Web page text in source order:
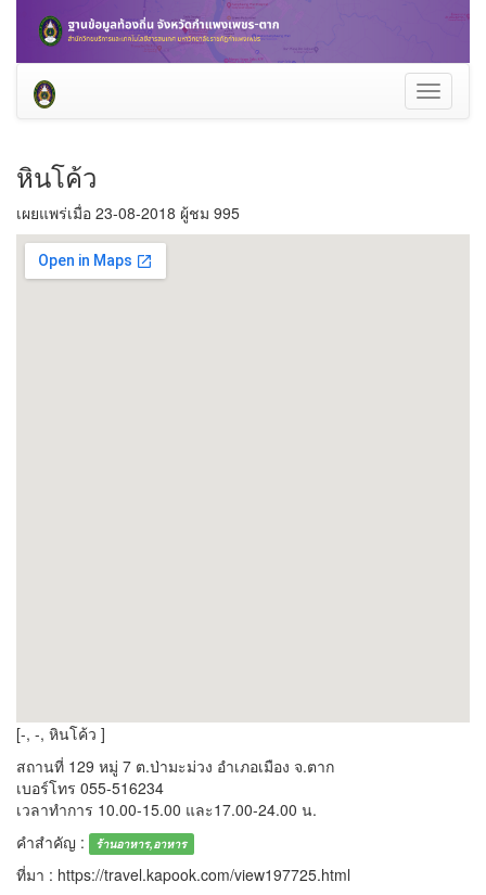
Toggle
หินโค้ว
เผยแพร่เมื่อ 23-08-2018 ผู้ชม 995
[-, -, หินโค้ว ]
สถานที่ 129 หมู่ 7 ต.ป่ามะม่วง อำเภอเมือง จ.ตาก
เบอร์โทร 055-516234
เวลาทำการ 10.00-15.00 และ17.00-24.00 น.
คำสำคัญ :
ร้านอาหาร,อาหาร
ที่มา : https://travel.kapook.com/view197725.html